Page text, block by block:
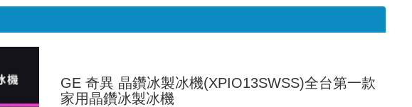
GE 奇異 晶鑽冰製冰機(XPIO13SWSS)全台第一款
家用晶鑽冰製冰機